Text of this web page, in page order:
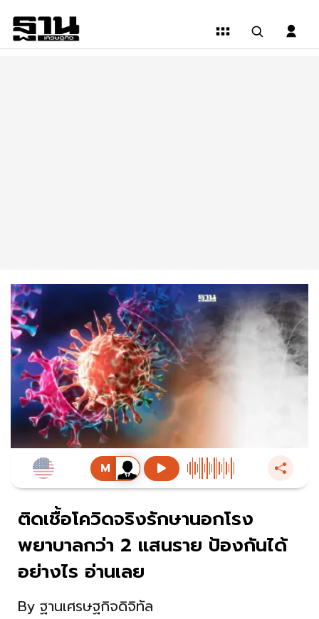
ติดเชื้อโควิดจริงรักษานอกโรง
พยาบาลกว่า 2 แสนราย ป้องกันได้
อย่างไร อ่านเลย
By ฐานเศรษฐกิจดิจิทัล